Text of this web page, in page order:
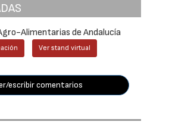
Alimentarias de Andalucía
Ver stand virtual
escribir comentarios